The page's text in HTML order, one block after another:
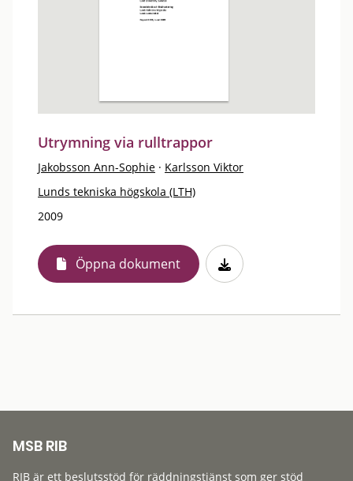
Utrymning via rulltrappor
Jakobsson Ann-Sophie · Karlsson Viktor
Lunds tekniska högskola (LTH)
2009
Öppna dokument
MSB RIB
RIB är ett beslutsstöd för räddningstjänst som ger stöd